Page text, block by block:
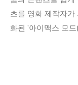
츠를 영화 제작자가
화된 '아이맥스 모